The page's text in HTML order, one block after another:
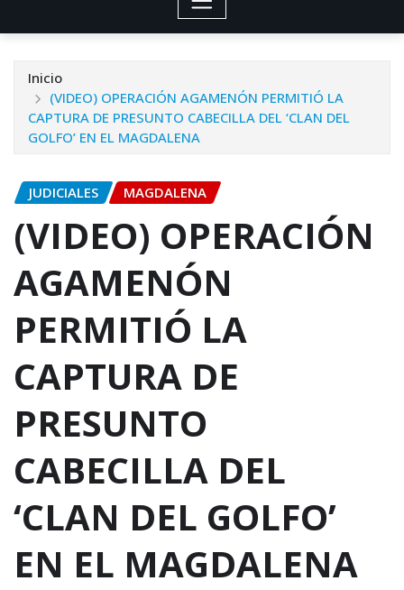
Inicio
(VIDEO) OPERACIÓN AGAMENÓN PERMITIÓ LA
CAPTURA DE PRESUNTO CABECILLA DEL ‘CLAN DEL
GOLFO’ EN EL MAGDALENA
JUDICIALES MAGDALENA
(VIDEO) OPERACIÓN
AGAMENÓN
PERMITIÓ LA
CAPTURA DE
PRESUNTO
CABECILLA DEL
‘CLAN DEL GOLFO’
EN EL MAGDALENA